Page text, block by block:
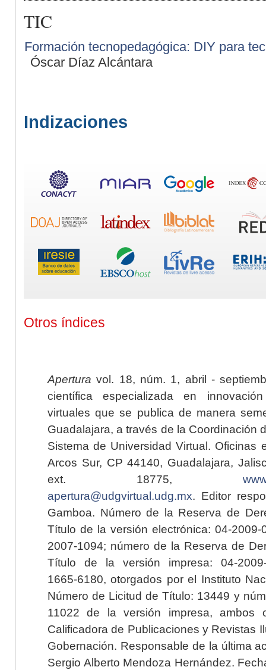
TIC
Formación tecnopedagógica: DIY para
Óscar Díaz Alcántara
Indizaciones
Otros índices
Apertura vol. 18, núm. 1, abril -
científica especializada en
virtuales que se publica de manera
Guadalajara, a través de la Coordinación
Sistema de Universidad Virtual. Oficinas
Arcos Sur, CP 44140, Guadalajara,
ext. 18775,
apertura@udgvirtual.udg.mx. Editor
Gamboa. Número de la Reserva de
Título de la versión electrónica: 04-2009-
2007-1094; número de la Reserva de
Título de la versión impresa: 04-2009-
1665-6180, otorgados por el Instituto
Número de Licitud de Título: 13449 y
11022 de la versión impresa, ambos
Calificadora de Publicaciones y Revistas
Gobernación. Responsable de la última
Sergio Alberto Mendoza Hernández.